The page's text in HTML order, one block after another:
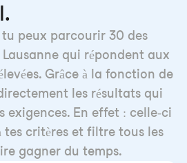
peux parcourir 30 des
Lausanne qui répondent aux
Grâce à la fonction de
les résultats qui
exigences. En effet : celle-ci
tes critères et filtre tous les
gagner du temps.